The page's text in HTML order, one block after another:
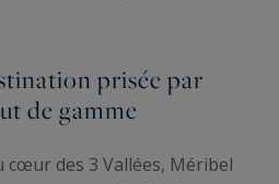
prisée par
de gamme
cœur des 3 Vallées, Méribel